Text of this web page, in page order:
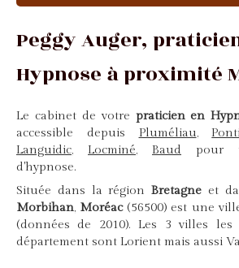
Peggy Auger,
Hypnose à proximité
Le cabinet de votre praticien en
accessible depuis Pluméliau,
Languidic, Locminé, Baud pour
d'hypnose.
Située dans la région Bretagne et
Morbihan, Moréac(56500) est une
(données de 2010). Les 3 villes
département sont Lorient mais aussi